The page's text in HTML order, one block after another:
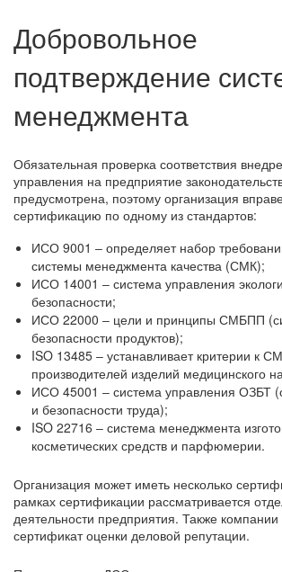
Добровольное
подтверждение
менеджмента
Обязательная проверка соответствия
управления на предприятие
предусмотрена, поэтому организация
сертификацию по одному из стандартов:
ИСО 9001 ‒ определяет набор
системы менеджмента качества (СМК);
ИСО 14001 ‒ система управления
безопасности;
ИСО 22000 ‒ цели и принципы СМБПП
безопасности продуктов);
ISO 13485 ‒ устанавливает критерии к
производителей изделий медицинского
ИСО 45001 ‒ система управления ОЗБТ
и безопасности труда);
ISO 22716 ‒ система менеджмента
косметических средств и парфюмерии.
Организация может иметь несколько
рамках сертификации рассматривается
деятельности предприятия. Также
сертификат оценки деловой репутации.